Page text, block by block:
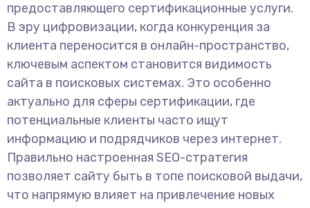
предоставляющего сертификационные услуги.
В эру цифровизации, когда конкуренция за
клиента переносится в онлайн-пространство,
ключевым аспектом становится видимость
сайта в поисковых системах. Это особенно
актуально для сферы сертификации, где
потенциальные клиенты часто ищут
информацию и подрядчиков через интернет.
Правильно настроенная SEO-стратегия
позволяет сайту быть в топе поисковой выдачи,
что напрямую влияет на привлечение новых